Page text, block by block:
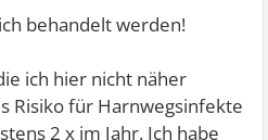
behandelt werden!
ich hier nicht näher
Risiko für Harnwegsinfekte
2 x im Jahr. Ich habe